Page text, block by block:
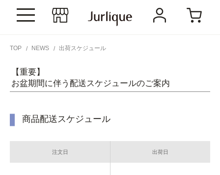
TOP NEWS 出荷スケジュール
【重要】
お盆期間に伴う配送スケジュールのご案内
商品配送スケジュール
注文日 出荷日